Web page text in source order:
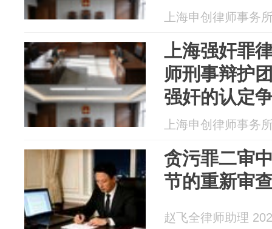
上海申创律师事务
上海强奸罪
师刑事辩护
强奸的认定
上海申创律师事务
贪污罪二审
节的重新审
赵飞全律师助理